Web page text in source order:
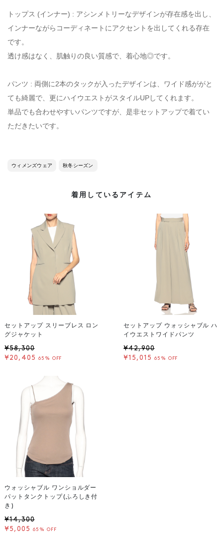
トップス (インナー) : アシンメトリーなデザインが存在感を出し、
インナーながらコーディネートにアクセントを出してくれる存在
です。
透け感はなく、肌触りの良い質感で、着心地◎です。
パンツ : 両側に2本のタックが入ったデザインは、ワイド感ががと
ても綺麗で、更にハイウエストがスタイルUPしてくれます。
単品でも合わせやすいパンツですが、是非セットアップで着てい
ただきたいです。
ウィメンズウェア 秋冬シーズン
着用しているアイテム
セットアップ スリーブレス ロン
グジャケット
¥58,300
¥20,405
65% OFF
セットアップ ウォッシャブル ハ
イウエストワイドパンツ
¥42,900
¥15,015
65% OFF
ウォッシャブル ワンショルダー
パットタンクトップ(ふろしき付
き)
¥14,300
¥5,005
65% OFF